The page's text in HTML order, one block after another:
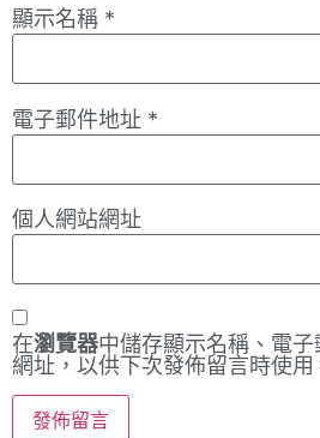
顯示名稱 *
電子郵件地址 *
個人網站網址
在瀏覽器中儲存顯示名稱、電
網址，以供下次發佈留言時使用